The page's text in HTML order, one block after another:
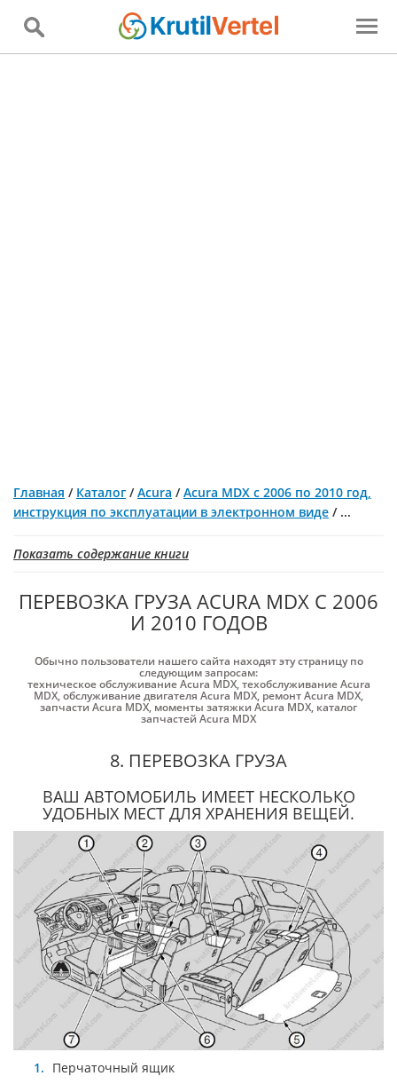
Главная / Каталог /Acura /Acura MDX с 2006 по 2010 год,
инструкция по эксплуатации в электронном виде / ...
Показать содержание книги
ПЕРЕВОЗКА ГРУЗА ACURA MDX С 2006
И 2010 ГОДОВ
Обычно пользователи нашего сайта находят эту страницу по
следующим запросам:
техническое обслуживание Acura MDX,техобслуживание Acura
MDX,обслуживание двигателя Acura MDX, ремонт Acura MDX,
запчасти Acura MDX, моменты затяжки Acura MDX, каталог
запчастей Acura MDX
8. ПЕРЕВОЗКА ГРУЗА
ВАШ АВТОМОБИЛЬ ИМЕЕТ НЕСКОЛЬКО
УДОБНЫХ МЕСТ ДЛЯ ХРАНЕНИЯ ВЕЩЕЙ.
Перчаточный ящик